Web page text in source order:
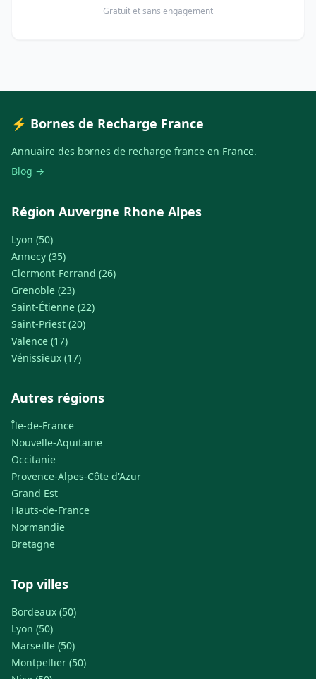
Gratuit et sans engagement
⚡ Bornes de Recharge France
Annuaire des bornes de recharge france en France.
Blog →
Région Auvergne Rhone Alpes
Lyon (50)
Annecy (35)
Clermont-Ferrand (26)
Grenoble (23)
Saint-Étienne (22)
Saint-Priest (20)
Valence (17)
Vénissieux (17)
Autres régions
Île-de-France
Nouvelle-Aquitaine
Occitanie
Provence-Alpes-Côte d'Azur
Grand Est
Hauts-de-France
Normandie
Bretagne
Top villes
Bordeaux (50)
Lyon (50)
Marseille (50)
Montpellier (50)